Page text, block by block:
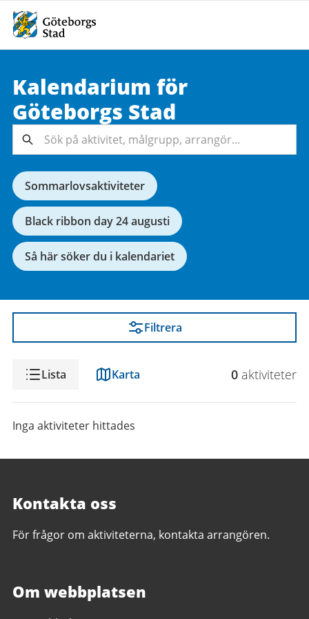
Kalendarium för
Göteborgs Stad
Sök på
aktivitet,
målgrupp,
arrangör...
Sök
Sommarlovsaktiviteter
Black ribbon day 24 augusti
Så här söker du i kalendariet
Filtrera
VisningLista Karta 0 aktiviteter
Inga aktiviteter hittades
Kontakta oss
För frågor om aktiviteterna, kontakta arrangören.
Om webbplatsen